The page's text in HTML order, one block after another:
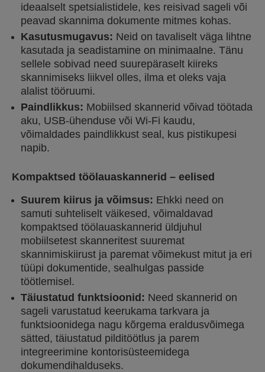
ideaalselt spetsialistidele, kes reisivad sageli või
peavad skannima dokumente mitmes kohas.
Kasutusmugavus: Neid on tavaliselt väga lihtne
kasutada ja seadistamine on minimaalne. Tänu
sellele sobivad need suurepäraselt kiireks
skannimiseks liikvel olles, ilma et oleks vaja
alalist tööruumi.
Paindlikkus: Mobiilsed skannerid võivad töötada
aku, USB-ühenduse või Wi-Fi kaudu,
võimaldades paindlikkust seal, kus pistikupesi
napib.
Kompaktsed töölauaskannerid – eelised
Suurem kiirus ja võimsus: Ehkki need on
samuti suhteliselt väikesed, võimaldavad
kompaktsed töölauaskannerid üldjuhul
mobiilsetest skanneritest suuremat
skannimiskiirust ja paremat võimekust mitut ja eri
tüüpi dokumentide, sealhulgas passide
töötlemisel.
Täiustatud funktsioonid: Need skannerid on
sageli varustatud keerukama tarkvara ja
funktsioonidega nagu kõrgema eraldusvõimega
sätted, täiustatud pilditöötlus ja parem
integreerimine kontorisüsteemidega
dokumendihalduseks.